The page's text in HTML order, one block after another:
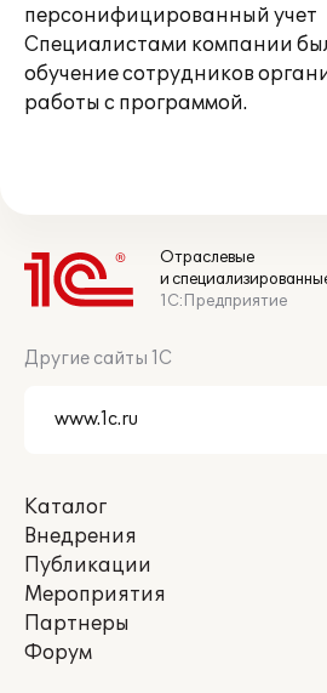
персонифицированный учет
Специалистами компании
обучение сотрудников
работы с программой.
Отраслевые
и
1С:Предприятие
Другие сайты 1С
Каталог
Внедрения
Публикации
Мероприятия
Партнеры
Форум